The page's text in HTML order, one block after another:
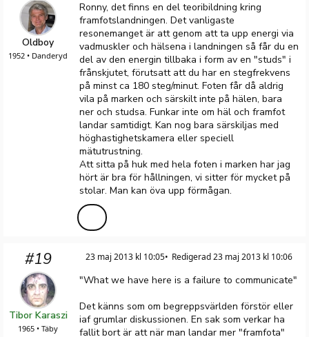
Oldboy
1952 • Danderyd
Ronny, det finns en del teoribildning kring
framfotslandningen. Det vanligaste
resonemanget är att genom att ta upp energi via
vadmuskler och hälsena i landningen så får du en
del av den energin tillbaka i form av en "studs" i
frånskjutet, förutsatt att du har en stegfrekvens
på minst ca 180 steg/minut. Foten får då aldrig
vila på marken och särskilt inte på hälen, bara
ner och studsa. Funkar inte om häl och framfot
landar samtidigt. Kan nog bara särskiljas med
höghastighetskamera eller speciell
mätutrustning.
Att sitta på huk med hela foten i marken har jag
hört är bra för hållningen, vi sitter för mycket på
stolar. Man kan öva upp förmågan.
#19
Tibor Karaszi
1965 • Täby
23 maj 2013 kl 10:05 Redigerad 23 maj 2013 kl 10:06
"What we have here is a failure to communicate"
Det känns som om begreppsvärlden förstör eller
iaf grumlar diskussionen. En sak som verkar ha
fallit bort är att när man landar mer "framfota"